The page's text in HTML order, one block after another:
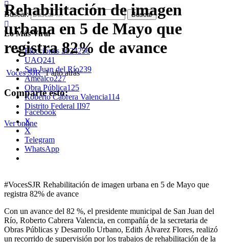
Buscar:
Lo Más Viral
Elecciones 2024256
UAQ241
San Juan del Río239
Amealco227
Obra Pública125
Roberto Cabrera Valencia114
Distrito Federal II97
Ver online
Rehabilitación de imagen
urbana en 5 de Mayo que
registra 82% de avance
Voces SJR1 año atrás
Comparte esto:
Facebook
X
X
Telegram
WhatsApp
#VocesSJR Rehabilitación de imagen urbana en 5 de Mayo que
registra 82% de avance
Con un avance del 82 %, el presidente municipal de San Juan del
Río, Roberto Cabrera Valencia, en compañía de la secretaria de
Obras Públicas y Desarrollo Urbano, Edith Álvarez Flores, realizó
un recorrido de supervisión por los trabajos de rehabilitación de la